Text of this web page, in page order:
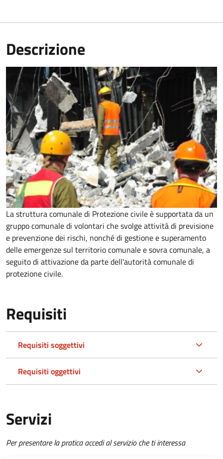
Descrizione
La struttura comunale di Protezione civile è supportata da un
gruppo comunale di volontari che svolge attività di previsione
e prevenzione dei rischi, nonché di gestione e superamento
delle emergenze sul territorio comunale e sovra comunale, a
seguito di attivazione da parte dell'autorità comunale di
protezione civile.
Requisiti
Requisiti soggettivi
Requisiti oggettivi
Servizi
Per presentare la pratica accedi al servizio che ti interessa